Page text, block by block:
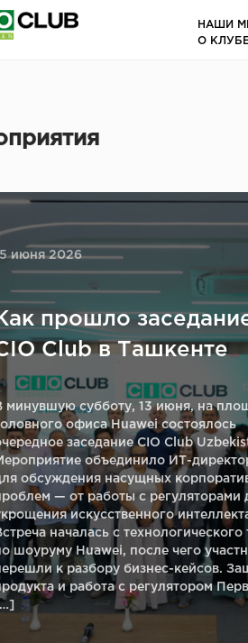
НАШИ
О
июня 2026
прошло
Club в Ташкенте
минувшую субботу, 13 июня, на
офиса Huawei состоялось
заседание CIO Club
объединило ИТ-
обсуждения насущных
— от работы с регуляторами
искусственного
началась с технологического
шоуруму Huawei, после чего
к разбору бизнес-кейсов.
и работа с регулятором